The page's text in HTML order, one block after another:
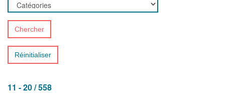
Chercher
Réinitialiser
11 - 20 / 558